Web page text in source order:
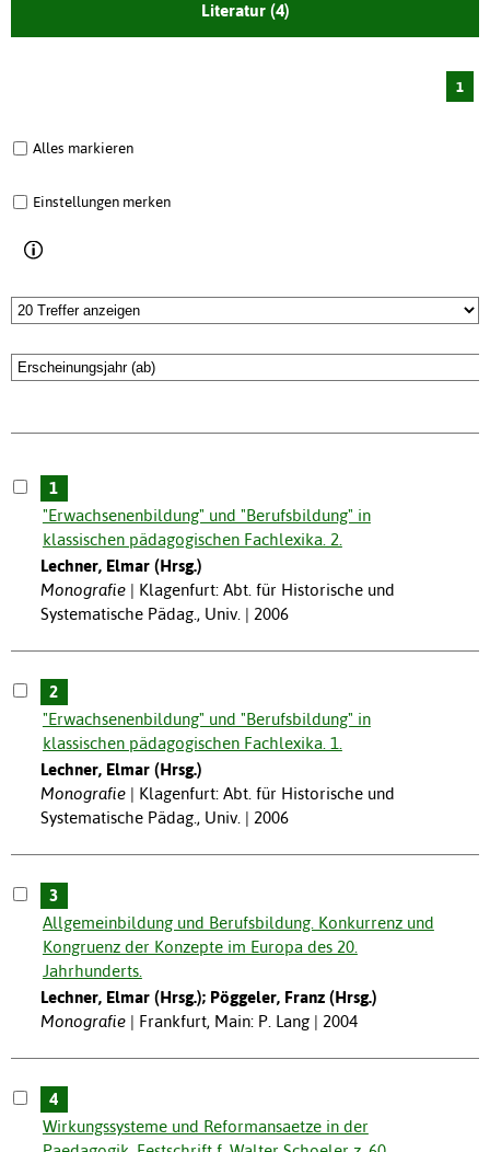
Literatur (4)
1
Alles markieren
Einstellungen merken
1
"Erwachsenenbildung" und "Berufsbildung" in
klassischen pädagogischen Fachlexika. 2.
Lechner, Elmar (Hrsg.)
Monografie
Klagenfurt: Abt. für Historische und
Systematische Pädag., Univ. | 2006
2
"Erwachsenenbildung" und "Berufsbildung" in
klassischen pädagogischen Fachlexika. 1.
Lechner, Elmar (Hrsg.)
Monografie
Klagenfurt: Abt. für Historische und
Systematische Pädag., Univ. | 2006
3
Allgemeinbildung und Berufsbildung. Konkurrenz und
Kongruenz der Konzepte im Europa des 20.
Jahrhunderts.
Lechner, Elmar (Hrsg.); Pöggeler, Franz (Hrsg.)
Monografie
Frankfurt, Main: P. Lang | 2004
4
Wirkungssysteme und Reformansaetze in der